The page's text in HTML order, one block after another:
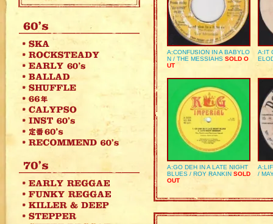
A:CONFUSION IN A BABYLO
N / THE MESSIAHS SOLD O
UT
A:IT
A:GO DEH IN A LATE NIGHT
BLUES / ROY RANKIN SOLD
OUT
/